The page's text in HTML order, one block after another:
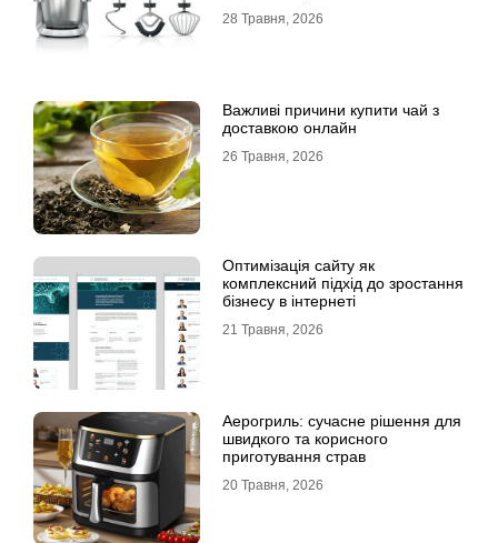
28 Травня, 2026
Важливі причини купити чай з
доставкою онлайн
26 Травня, 2026
Оптимізація сайту як
комплексний підхід до зростання
бізнесу в інтернеті
21 Травня, 2026
Аерогриль: сучасне рішення для
швидкого та корисного
приготування страв
20 Травня, 2026